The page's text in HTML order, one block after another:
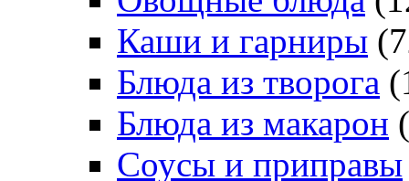
Каши и гарниры
Блюда из творога
Блюда из макарон
Соусы и приправы